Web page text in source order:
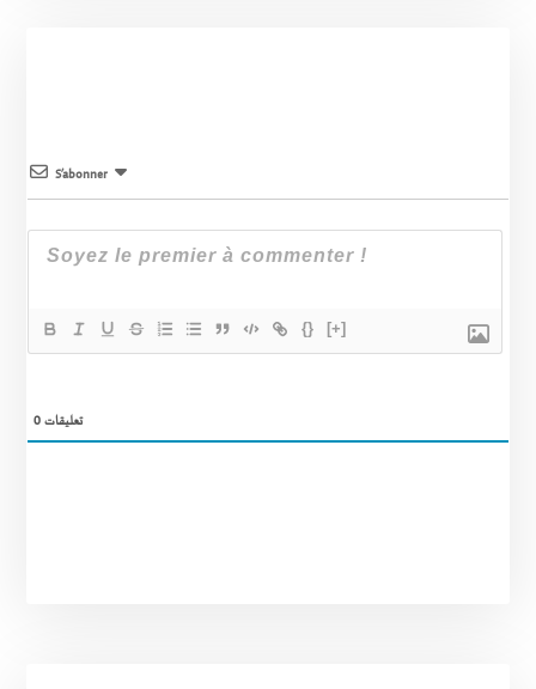
S’abonner
{} [+]
0تعليقات